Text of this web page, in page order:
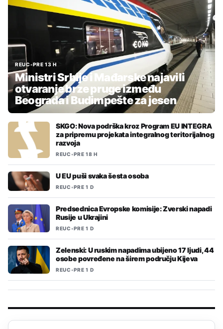
REUC•PRE 13 H
Ministri Srbije i Mađarske najavili
otvaranje brze pruge između
Beograda i Budimpešte za jesen
SKGO: Nova podrška kroz Program EU INTEGRA
za pripremu projekata integralnog teritorijalnog
razvoja
REUC•PRE 18 H
U EU puši svaka šesta osoba
REUC•PRE 1 D
Predsednica Evropske komisije: Zverski napadi
Rusije u Ukrajini
REUC•PRE 1 D
Zelenski: U ruskim napadima ubijeno 17 ljudi, 44
osobe povređene na širem području Kijeva
REUC•PRE 1 D